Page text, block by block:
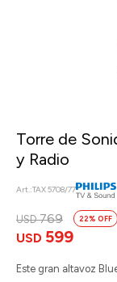
Torre de
y Radio
TAX 5708/77
USD 599
USD 769 22
Este gran altavoz